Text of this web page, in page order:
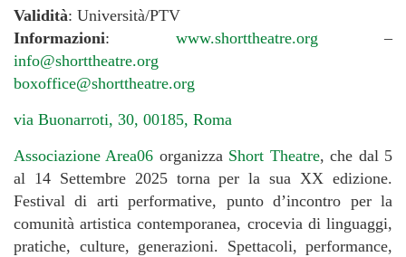
Validità: Università/PTV
Informazioni: www.shorttheatre.org –
info@shorttheatre.org
boxoffice@shorttheatre.org
via Buonarroti, 30, 00185, Roma
Associazione Area06 organizza Short Theatre, che dal 5
al 14 Settembre 2025 torna per la sua XX edizione.
Festival di arti performative, punto d’incontro per la
comunità artistica contemporanea, crocevia di linguaggi,
pratiche, culture, generazioni. Spettacoli, performance,